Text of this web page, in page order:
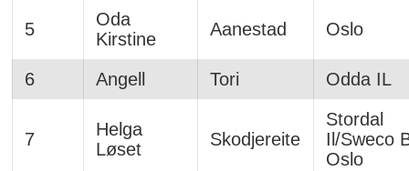
5
Oda
Kirstine
Aanestad Oslo
6 Angell Tori Odda IL
7
Helga
Løset
Skodjereite
Stordal
Il/Sweco
Oslo